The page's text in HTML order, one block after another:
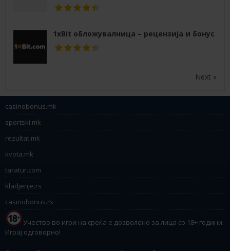
1xBit обложувалница – рецензија и бонус
Next »
casinobonus.mk
sportski.mk
rezultat.mk
kvota.mk
taratur.com
kladjenje.rs
casinobonus.rs
Учество во игри на среќа е дозволено за лица со 18+ години.
Играј одговорно!